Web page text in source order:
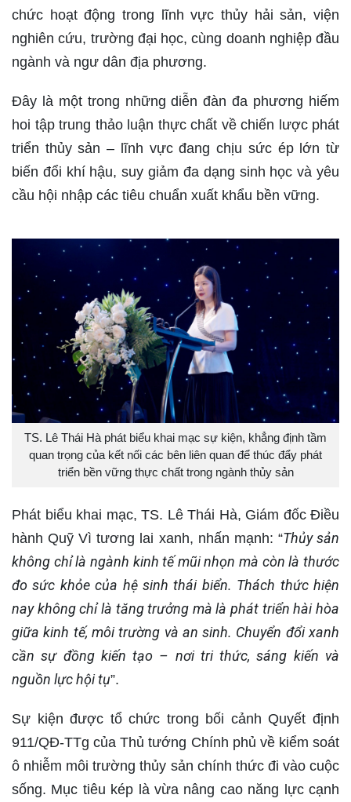
chức hoạt động trong lĩnh vực thủy hải sản, viện
nghiên cứu, trường đại học, cùng doanh nghiệp đầu
ngành và ngư dân địa phương.
Đây là một trong những diễn đàn đa phương hiếm
hoi tập trung thảo luận thực chất về chiến lược phát
triển thủy sản – lĩnh vực đang chịu sức ép lớn từ
biến đổi khí hậu, suy giảm đa dạng sinh học và yêu
cầu hội nhập các tiêu chuẩn xuất khẩu bền vững.
TS. Lê Thái Hà phát biểu khai mạc sự kiện, khẳng định tầm
quan trọng của kết nối các bên liên quan để thúc đẩy phát
triển bền vững thực chất trong ngành thủy sản
Phát biểu khai mạc, TS. Lê Thái Hà, Giám đốc Điều
hành Quỹ Vì tương lai xanh, nhấn mạnh: “Thủy sản
không chỉ là ngành kinh tế mũi nhọn mà còn là thước
đo sức khỏe của hệ sinh thái biển. Thách thức hiện
nay không chỉ là tăng trưởng mà là phát triển hài hòa
giữa kinh tế, môi trường và an sinh. Chuyển đổi xanh
cần sự đồng kiến tạo – nơi tri thức, sáng kiến và
nguồn lực hội tụ”.
Sự kiện được tổ chức trong bối cảnh Quyết định
911/QĐ-TTg của Thủ tướng Chính phủ về kiểm soát
ô nhiễm môi trường thủy sản chính thức đi vào cuộc
sống. Mục tiêu kép là vừa nâng cao năng lực cạnh